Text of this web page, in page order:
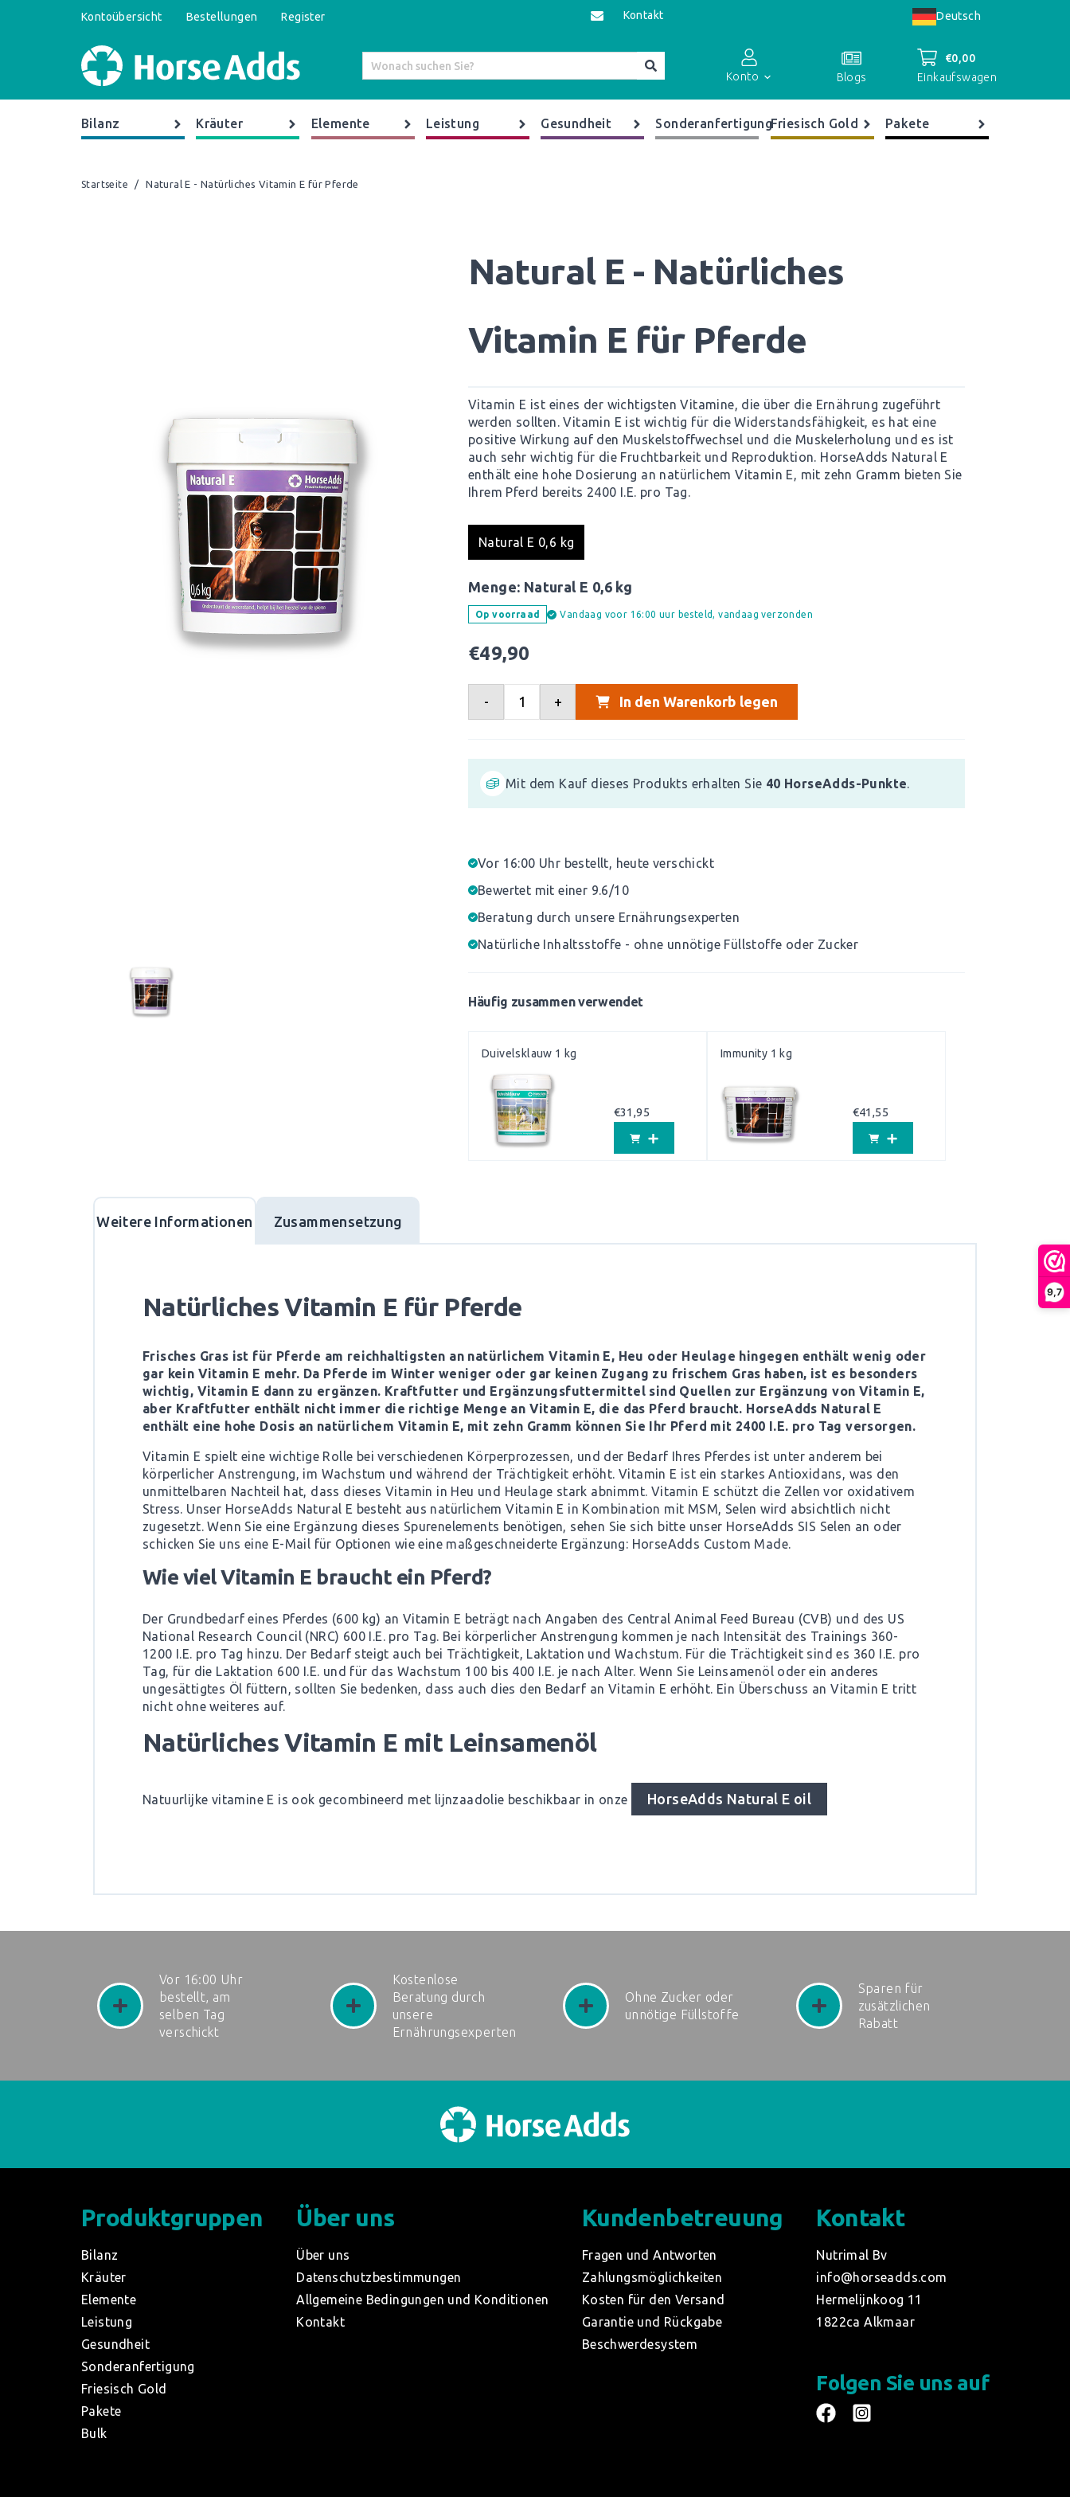
9,7
Kontoübersicht Bestellungen Register Kontakt Deutsch
Konto Blogs
€0,00
Einkaufswagen
Bilanz Kräuter Elemente Leistung Gesundheit SonderanfertigungFriesisch Gold Pakete
Startseite / Natural E - Natürliches Vitamin E für Pferde
Natural E - Natürliches
Vitamin E für Pferde
Vitamin E ist eines der wichtigsten Vitamine, die über die Ernährung zugeführt
werden sollten. Vitamin E ist wichtig für die Widerstandsfähigkeit, es hat eine
positive Wirkung auf den Muskelstoffwechsel und die Muskelerholung und es ist
auch sehr wichtig für die Fruchtbarkeit und Reproduktion. HorseAdds Natural E
enthält eine hohe Dosierung an natürlichem Vitamin E, mit zehn Gramm bieten Sie
Ihrem Pferd bereits 2400 I.E. pro Tag.
Natural E 0,6 kg
Menge: Natural E 0,6 kg
Op voorraad Vandaag voor 16:00 uur besteld, vandaag verzonden
€49,90
- + In den Warenkorb legen
Mit dem Kauf dieses Produkts erhalten Sie 40 HorseAdds-Punkte.
Vor 16:00 Uhr bestellt, heute verschickt
Bewertet mit einer 9.6/10
Beratung durch unsere Ernährungsexperten
Natürliche Inhaltsstoffe - ohne unnötige Füllstoffe oder Zucker
Häufig zusammen verwendet
Duivelsklauw 1 kg
€31,95
Immunity 1 kg
€41,55
Weitere Informationen Zusammensetzung
Natürliches Vitamin E für Pferde
Frisches Gras ist für Pferde am reichhaltigsten an natürlichem Vitamin E, Heu oder Heulage hingegen enthält wenig oder
gar kein Vitamin E mehr. Da Pferde im Winter weniger oder gar keinen Zugang zu frischem Gras haben, ist es besonders
wichtig, Vitamin E dann zu ergänzen. Kraftfutter und Ergänzungsfuttermittel sind Quellen zur Ergänzung von Vitamin E,
aber Kraftfutter enthält nicht immer die richtige Menge an Vitamin E, die das Pferd braucht. HorseAdds Natural E
enthält eine hohe Dosis an natürlichem Vitamin E, mit zehn Gramm können Sie Ihr Pferd mit 2400 I.E. pro Tag versorgen.
Vitamin E spielt eine wichtige Rolle bei verschiedenen Körperprozessen, und der Bedarf Ihres Pferdes ist unter anderem bei
körperlicher Anstrengung, im Wachstum und während der Trächtigkeit erhöht. Vitamin E ist ein starkes Antioxidans, was den
unmittelbaren Nachteil hat, dass dieses Vitamin in Heu und Heulage stark abnimmt. Vitamin E schützt die Zellen vor oxidativem
Stress. Unser HorseAdds Natural E besteht aus natürlichem Vitamin E in Kombination mit MSM, Selen wird absichtlich nicht
zugesetzt. Wenn Sie eine Ergänzung dieses Spurenelements benötigen, sehen Sie sich bitte unser HorseAdds SIS Selen an oder
schicken Sie uns eine E-Mail für Optionen wie eine maßgeschneiderte Ergänzung: HorseAdds Custom Made.
Wie viel Vitamin E braucht ein Pferd?
Der Grundbedarf eines Pferdes (600 kg) an Vitamin E beträgt nach Angaben des Central Animal Feed Bureau (CVB) und des US
National Research Council (NRC) 600 I.E. pro Tag. Bei körperlicher Anstrengung kommen je nach Intensität des Trainings 360-
1200 I.E. pro Tag hinzu. Der Bedarf steigt auch bei Trächtigkeit, Laktation und Wachstum. Für die Trächtigkeit sind es 360 I.E. pro
Tag, für die Laktation 600 I.E. und für das Wachstum 100 bis 400 I.E. je nach Alter. Wenn Sie Leinsamenöl oder ein anderes
ungesättigtes Öl füttern, sollten Sie bedenken, dass auch dies den Bedarf an Vitamin E erhöht. Ein Überschuss an Vitamin E tritt
nicht ohne weiteres auf.
Natürliches Vitamin E mit Leinsamenöl
Natuurlijke vitamine E is ook gecombineerd met lijnzaadolie beschikbaar in onze HorseAdds Natural E oil
Vor 16:00 Uhr
bestellt, am
selben Tag
verschickt
Kostenlose
Beratung durch
unsere
Ernährungsexperten
Ohne Zucker oder
unnötige Füllstoffe
Sparen für
zusätzlichen
Rabatt
Produktgruppen
Bilanz
Kräuter
Elemente
Leistung
Gesundheit
Sonderanfertigung
Friesisch Gold
Pakete
Bulk
Über uns
Über uns
Datenschutzbestimmungen
Allgemeine Bedingungen und Konditionen
Kontakt
Kundenbetreuung
Fragen und Antworten
Zahlungsmöglichkeiten
Kosten für den Versand
Garantie und Rückgabe
Beschwerdesystem
Kontakt
Nutrimal Bv
info@horseadds.com
Hermelijnkoog 11
1822ca Alkmaar
Folgen Sie uns auf